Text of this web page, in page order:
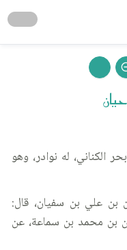
الكناني، له نوادر، وهو
بن علي بن سفيان، قال:
بن محمد بن سماعة، عن